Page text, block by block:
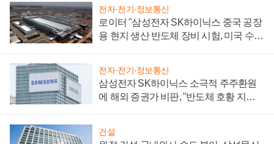
전자·전기·정보통신
로이터 "삼성전자 SK하이닉스 중국 공장
용 현지 생산 반도체 장비 시험, 미국 수출
전자·전기·정보통신
삼성전자 SK하이닉스 소극적 주주환원
에 해외 증권가 비판, "반도체 호황 지속
건설